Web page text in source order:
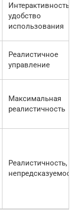
Интерактивность,
удобство
использования
Реалистичное
управление
Максимальная
реалистичность
Реалистичность,
непредсказуемость